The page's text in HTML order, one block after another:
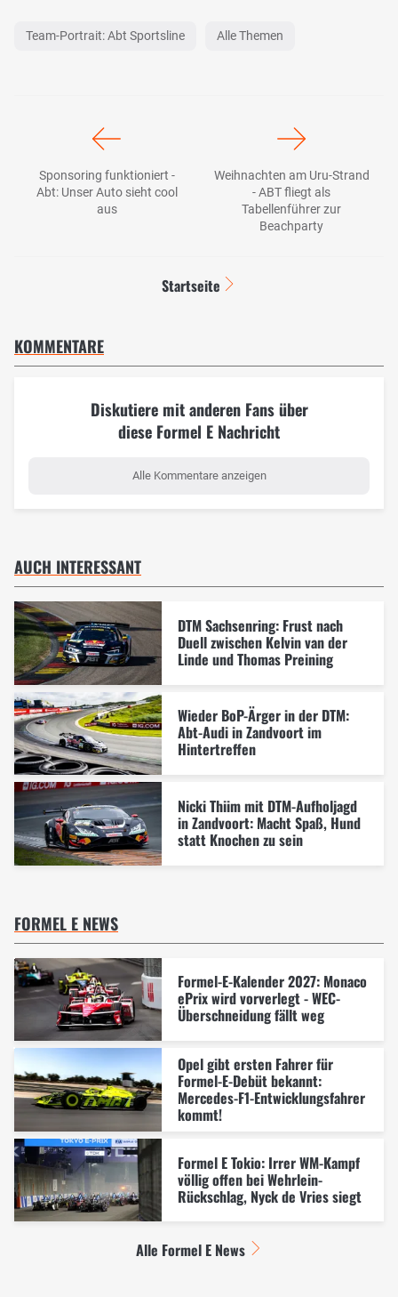
Team-Portrait: Abt Sportsline Alle Themen
Sponsoring funktioniert -
Abt: Unser Auto sieht cool
aus
Weihnachten am Uru-Strand
- ABT fliegt als
Tabellenführer zur
Beachparty
Startseite
KOMMENTARE
Diskutiere mit anderen Fans über
diese Formel E Nachricht
Alle Kommentare anzeigen
AUCH INTERESSANT
DTM Sachsenring: Frust nach
Duell zwischen Kelvin van der
Linde und Thomas Preining
Wieder BoP-Ärger in der DTM:
Abt-Audi in Zandvoort im
Hintertreffen
Nicki Thiim mit DTM-Aufholjagd
in Zandvoort: Macht Spaß, Hund
statt Knochen zu sein
FORMEL E NEWS
Formel-E-Kalender 2027: Monaco
ePrix wird vorverlegt - WEC-
Überschneidung fällt weg
Opel gibt ersten Fahrer für
Formel-E-Debüt bekannt:
Mercedes-F1-Entwicklungsfahrer
kommt!
Formel E Tokio: Irrer WM-Kampf
völlig offen bei Wehrlein-
Rückschlag, Nyck de Vries siegt
Alle Formel E News